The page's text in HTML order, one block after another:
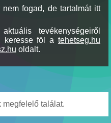
fogad, de tartalmát itt
tevékenységeiről
keresse föl a tehetseg.hu
oldalt.
megfelelő találat.